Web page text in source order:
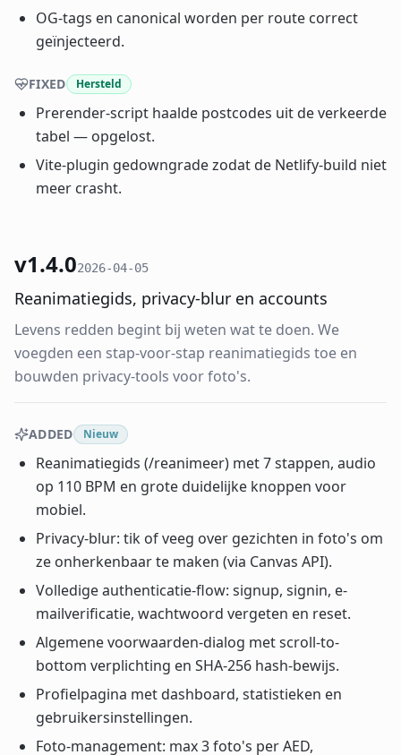
OG-tags en canonical worden per route correct
geïnjecteerd.
FIXED Hersteld
Prerender-script haalde postcodes uit de verkeerde
tabel — opgelost.
Vite-plugin gedowngrade zodat de Netlify-build niet
meer crasht.
v1.4.02026-04-05
Reanimatiegids, privacy-blur en accounts
Levens redden begint bij weten wat te doen. We
voegden een stap-voor-stap reanimatiegids toe en
bouwden privacy-tools voor foto's.
ADDED Nieuw
Reanimatiegids (/reanimeer) met 7 stappen, audio
op 110 BPM en grote duidelijke knoppen voor
mobiel.
Privacy-blur: tik of veeg over gezichten in foto's om
ze onherkenbaar te maken (via Canvas API).
Volledige authenticatie-flow: signup, signin, e-
mailverificatie, wachtwoord vergeten en reset.
Algemene voorwaarden-dialog met scroll-to-
bottom verplichting en SHA-256 hash-bewijs.
Profielpagina met dashboard, statistieken en
gebruikersinstellingen.
Foto-management: max 3 foto's per AED,